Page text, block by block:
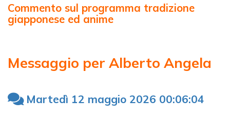
Commento sul programma tradizione
giapponese ed anime
Messaggio per Alberto Angela
Martedì 12 maggio 2026 00:06:04